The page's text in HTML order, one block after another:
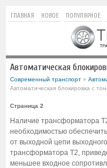
ГЛАВНАЯ НОВОЕ ПОПУЛЯРНОЕ
Автоматическая
Современный транспорт »
Автоматическая блокировка с
Страница 2
Наличие трансформатора
необходимостью
от выходной цепи
трансформатора Т2,
меньшее входное